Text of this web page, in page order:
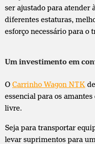
ser ajustado para atender
diferentes estaturas,
esforço necessário para o
Um investimento em
O Carrinho Wagon NTK
essencial para os
livre.
Seja para transportar
levar suprimentos para